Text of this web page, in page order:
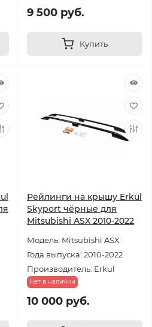
9 500 руб.
Купить
Рейлинги на крышу Erkul
Skyport чёрные для
Mitsubishi ASX 2010-2022
Модель: Mitsubishi ASX
Года выпуска: 2010-2022
Производитель: Erkul
Нет в наличии
10 000 руб.